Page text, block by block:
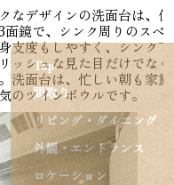
Top
間取り
リビング・ダイニング
外観・エントランス
ロケーション
デザインの洗面台は、便
鏡で、シンク周りのスペ
支度もしやすく、シンク下
ッシュな見た目だけでなく
洗面台は、忙しい朝も家族
のツインボウルです。